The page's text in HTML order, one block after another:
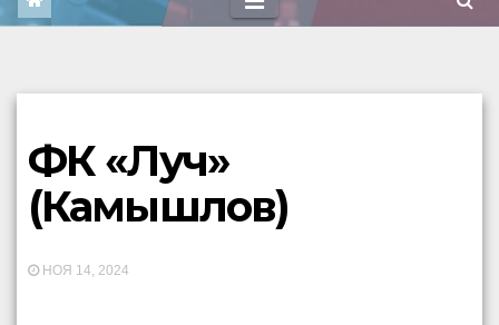
ФК «Луч»
(Камышлов)
НОЯ 14, 2024